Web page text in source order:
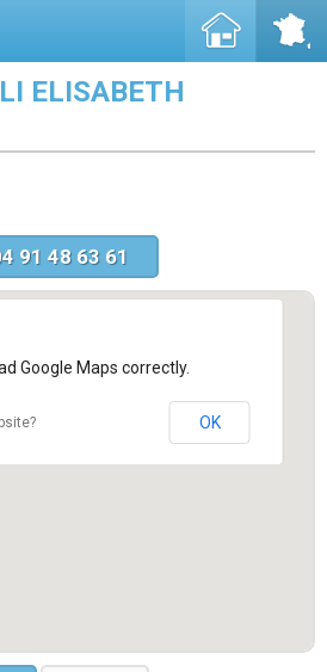
ELISABETH
91 48 63 61
Google Maps correctly.
OK